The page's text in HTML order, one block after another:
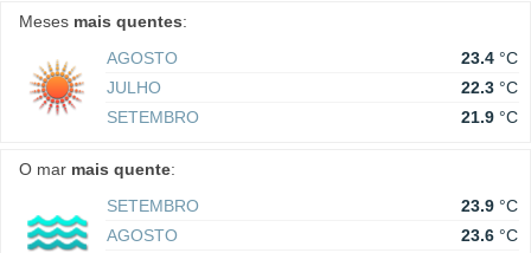
Meses mais quentes:
AGOSTO
23.4 °C
JULHO
22.3 °C
SETEMBRO
21.9 °C
O mar mais quente:
SETEMBRO
23.9 °C
AGOSTO
23.6 °C